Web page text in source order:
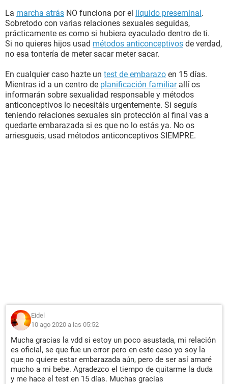
La marcha atrás NO funciona por el líquido preseminal.
Sobretodo con varias relaciones sexuales seguidas,
prácticamente es como si hubiera eyaculado dentro de ti.
Si no quieres hijos usad métodos anticonceptivos de verdad,
no esa tontería de meter sacar meter sacar.
En cualquier caso hazte un test de embarazo en 15 días.
Mientras id a un centro de planificación familiarallí os
informarán sobre sexualidad responsable y métodos
anticonceptivos lo necesitáis urgentemente. Si seguís
teniendo relaciones sexuales sin protección al final vas a
quedarte embarazada si es que no lo estás ya. No os
arriesgueis, usad métodos anticonceptivos SIEMPRE.
Eidel
10 ago 2020 a las 05:52
Mucha gracias la vdd si estoy un poco asustada, mi relación
es oficial, se que fue un error pero en este caso yo soy la
que no quiere estar embarazada aún, pero de ser así amaré
mucho a mi bebe. Agradezco el tiempo de quitarme la duda
y me hace el test en 15 días. Muchas gracias